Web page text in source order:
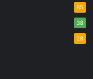
85
38
28